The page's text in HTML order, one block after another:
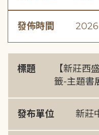
發佈時間
標題
【新莊西
籤-主題書
發布單位 新莊